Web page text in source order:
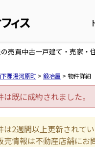
売買中古一戸建て・売家
下郡湯河原町 > 鍛冶屋 > 物件詳細
は既に成約されました。
は2週間以上更新されて
売情報は不動産店舗にお